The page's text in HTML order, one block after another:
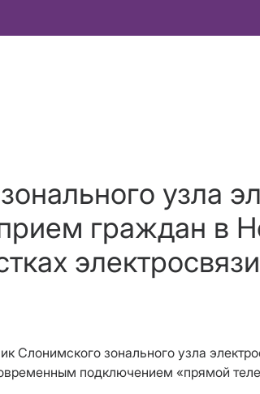
узла
граждан в
электросвязи
Слонимского зонального узла
подключением «прямой